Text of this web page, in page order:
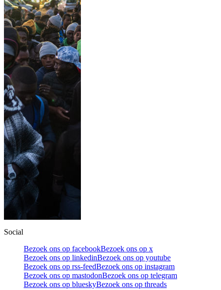
Social
Bezoek ons op facebookBezoek ons op x
Bezoek ons op linkedinBezoek ons op youtube
Bezoek ons op rss-feedBezoek ons op instagram
Bezoek ons op mastodonBezoek ons op telegram
Bezoek ons op blueskyBezoek ons op threads